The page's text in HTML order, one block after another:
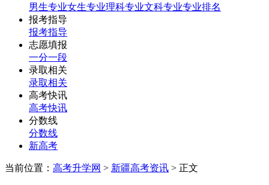
男生专业女生专业理科专业文科专业专业排名
报考指导
报考指导
志愿填报
一分一段
录取相关
录取相关
高考快讯
高考快讯
分数线
分数线
新高考
当前位置： 高考升学网 > 新疆高考资讯 > 正文